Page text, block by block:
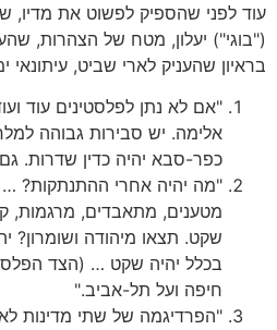
עוד לפני שהספיק לפשוט את מדיו,
("בוגי") יעלון, מטח של הצהרות,
בראיון שהעניק לארי שביט, עיתונאי
"אם לא נתן לפלסטינים עוד
אלימה. יש סבירות גבוהה
כפר-סבא יהיה כדין שדרות.
"מה יהיה אחרי ההתנתקות? …
מטענים, מתאבדים,
שקט. תצאו מיהודה ושומרון?
בכלל יהיה שקט … (הצד
חיפה ועל תל-אביב."
"הפרדיגמה של שתי מדינות